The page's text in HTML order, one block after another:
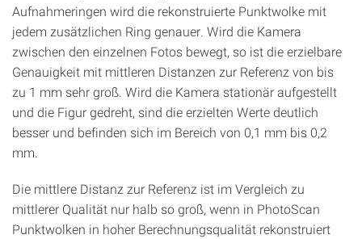
Aufnahmeringen wird die rekonstruierte Punktwolke mit
jedem zusätzlichen Ring genauer. Wird die Kamera
zwischen den einzelnen Fotos bewegt, so ist die erzielbare
Genauigkeit mit mittleren Distanzen zur Referenz von bis
zu 1 mm sehr groß. Wird die Kamera stationär aufgestellt
und die Figur gedreht, sind die erzielten Werte deutlich
besser und befinden sich im Bereich von 0,1 mm bis 0,2
mm.
Die mittlere Distanz zur Referenz ist im Vergleich zu
mittlerer Qualität nur halb so groß, wenn in PhotoScan
Punktwolken in hoher Berechnungsqualität rekonstruiert